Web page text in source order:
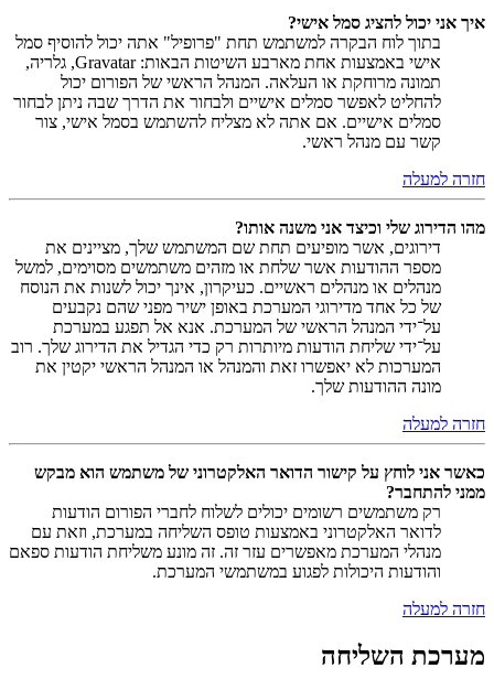
איך אני יכול להציג סמל אישי?
בתוך לוח הבקרה למשתמש תחת "פרופיל" אתה יכול להוסיף סמל
אישי באמצעות אחת מארבע השיטות הבאות: Gravatar, גלריה,
תמונה מרוחקת או העלאה. המנהל הראשי של הפורום יכול
להחליט לאפשר סמלים אישיים ולבחור את הדרך שבה ניתן לבחור
סמלים אישיים. אם אתה לא מצליח להשתמש בסמל אישי, צור
קשר עם מנהל ראשי.
חזרה למעלה
מהו הדירוג שלי וכיצד אני משנה אותו?
דירוגים, אשר מופיעים תחת שם המשתמש שלך, מציינים את
מספר ההודעות אשר שלחת או מזהים משתמשים מסוימים, למשל
מנהלים או מנהלים ראשיים. כעיקרון, אינך יכול לשנות את הנוסח
של כל אחד מדירוגי המערכת באופן ישיר מפני שהם נקבעים
על־ידי המנהל הראשי של המערכת. אנא אל תפגע במערכת
על־ידי שליחת הודעות מיותרות רק כדי הגדיל את הדירוג שלך. רוב
המערכות לא יאפשרו זאת והמנהל או המנהל הראשי יקטין את
מונה ההודעות שלך.
חזרה למעלה
כאשר אני לוחץ על קישור הדואר האלקטרוני של משתמש הוא מבקש
ממני להתחבר?
רק משתמשים רשומים יכולים לשלוח לחברי הפורום הודעות
לדואר האלקטרוני באמצעות טופס השליחה במערכת, וזאת עם
מנהלי המערכת מאפשרים עזר זה. זה מונע משליחת הודעות ספאם
והודעות היכולות לפגוע במשתמשי המערכת.
חזרה למעלה
מערכת השליחה